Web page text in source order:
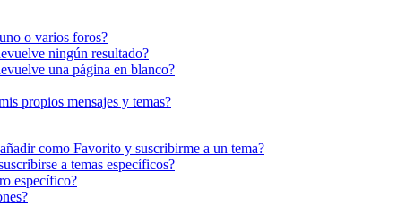
o varios foros?
ningún resultado?
una página en blanco?
propios mensajes y temas?
como Favorito y suscribirme a un tema?
a temas específicos?
específico?